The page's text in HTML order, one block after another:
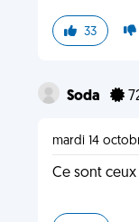
33
Soda
mardi 14
Ce sont